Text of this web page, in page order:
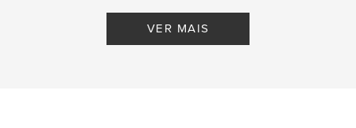
VER MAIS